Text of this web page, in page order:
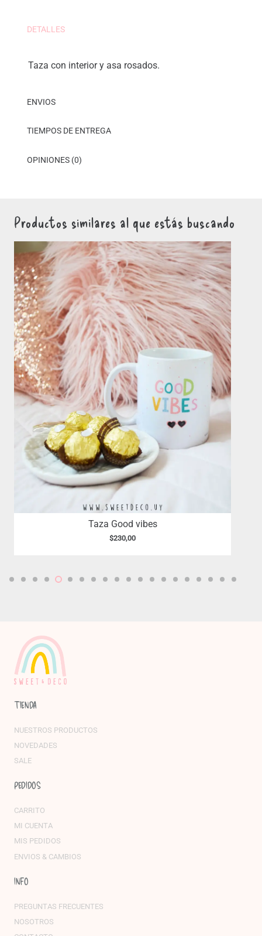
DETALLES
Taza con interior y asa rosados.
ENVIOS
TIEMPOS DE ENTREGA
OPINIONES (0)
Productos similares al que estás buscando
Taza Good vibes
$230,00
TIENDA
NUESTROS PRODUCTOS
NOVEDADES
SALE
PEDIDOS
CARRITO
MI CUENTA
MIS PEDIDOS
ENVIOS & CAMBIOS
INFO
PREGUNTAS FRECUENTES
NOSOTROS